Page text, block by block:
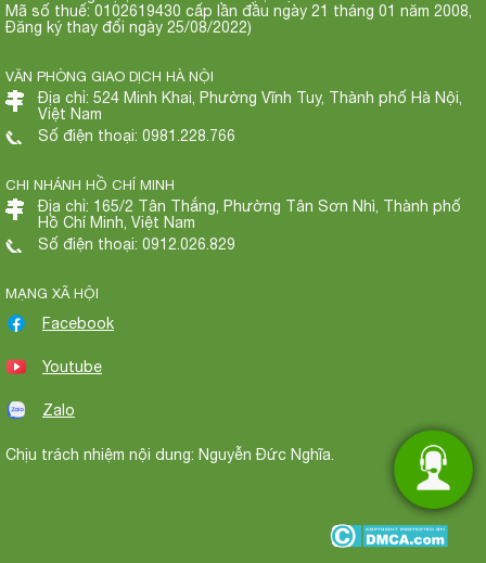
Mã số thuế: 0102619430 cấp lần đầu ngày 21 tháng 01 năm 2008,
Đăng ký thay đổi ngày 25/08/2022)
VĂN PHÒNG GIAO DỊCH HÀ NỘI
Địa chỉ: 524 Minh Khai, Phường Vĩnh Tuy, Thành phố Hà Nội,
Việt Nam
Số điện thoại: 0981.228.766
CHI NHÁNH HỒ CHÍ MINH
Địa chỉ: 165/2 Tân Thắng, Phường Tân Sơn Nhì, Thành phố
Hồ Chí Minh, Việt Nam
Số điện thoại: 0912.026.829
MẠNG XÃ HỘI
Facebook
Youtube
Zalo
Chịu trách nhiệm nội dung: Nguyễn Đức Nghĩa.